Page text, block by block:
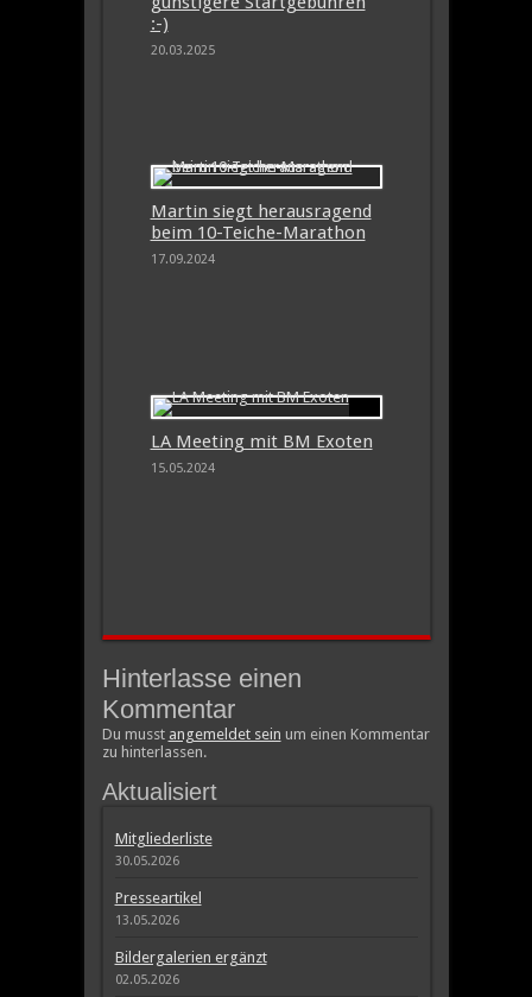
:-)
20.03.2025
Martin siegt herausragend
beim 10-Teiche-Marathon
17.09.2024
LA Meeting mit BM Exoten
15.05.2024
Hinterlasse einen
Kommentar
Du musst angemeldet sein um einen Kommentar
zu hinterlassen.
Aktualisiert
Mitgliederliste
30.05.2026
Presseartikel
13.05.2026
Bildergalerien ergänzt
02.05.2026